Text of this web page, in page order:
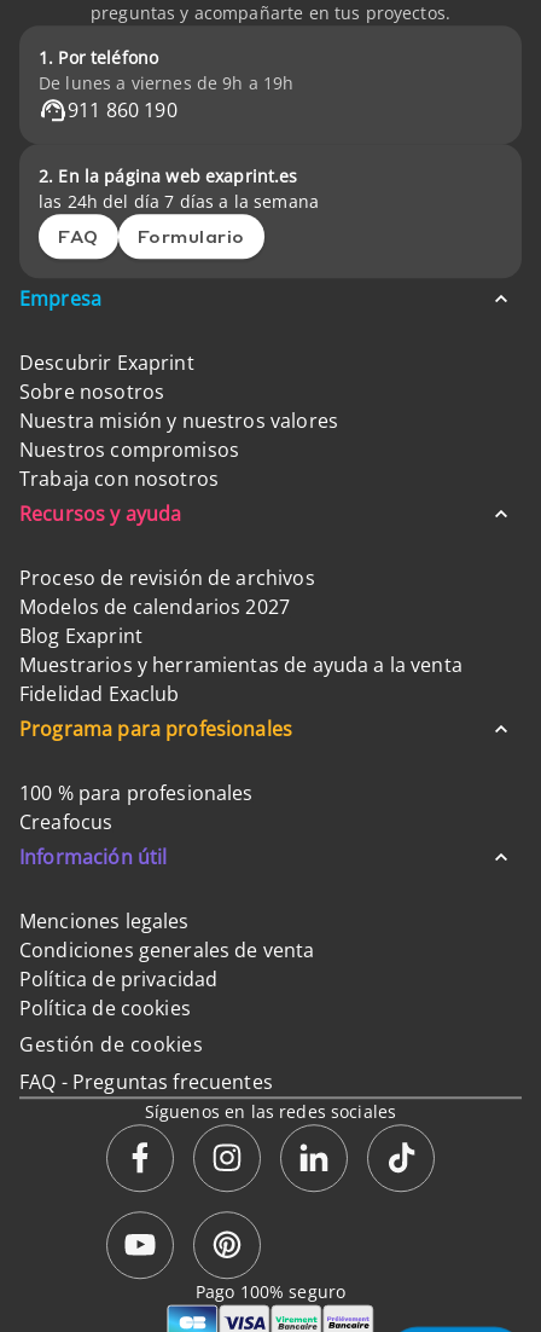
preguntas y acompañarte en tus proyectos.
1. Por teléfono
De lunes a viernes de 9h a 19h
911 860 190
2. En la página web exaprint.es
las 24h del día 7 días a la semana
FAQ Formulario
Empresa
Descubrir Exaprint
Sobre nosotros
Nuestra misión y nuestros valores
Nuestros compromisos
Trabaja con nosotros
Recursos y ayuda
Proceso de revisión de archivos
Modelos de calendarios 2027
Blog Exaprint
Muestrarios y herramientas de ayuda a la venta
Fidelidad Exaclub
Programa para profesionales
100 % para profesionales
Creafocus
Información útil
Menciones legales
Condiciones generales de venta
Política de privacidad
Política de cookies
Gestión de cookies
FAQ - Preguntas frecuentes
Síguenos en las redes sociales
Pago 100% seguro